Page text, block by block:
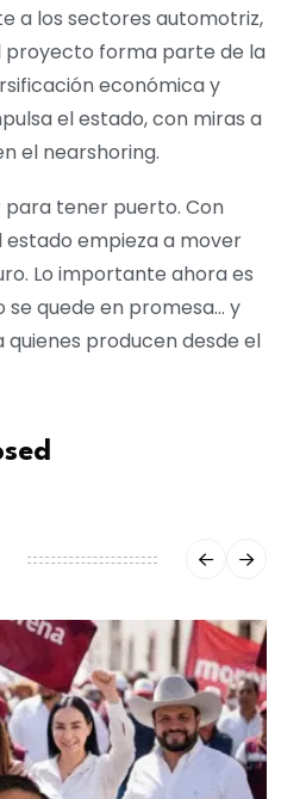
a los sectores automotriz,
proyecto forma parte de la
económica y
el estado, con miras a
el nearshoring.
tener puerto. Con
empieza a mover
Lo importante ahora es
se quede en promesa… y
producen desde el